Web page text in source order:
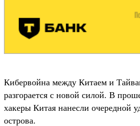
Кибервойна между Китаем и
разгорается с новой силой. В
хакеры Китая нанесли очередной
острова.